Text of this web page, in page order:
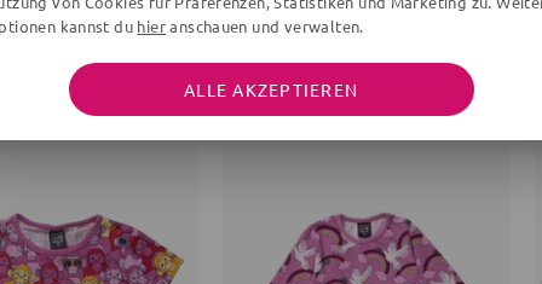
WEITERE ARTIKEL DER MARKE
kannst du hieranschauen und verwalten.
ALLE AKZEPTIEREN